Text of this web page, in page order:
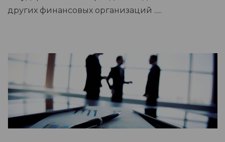
других финансовых организаций .....